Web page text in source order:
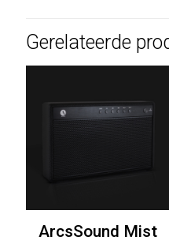
Gerelateerde
ArcsSound Mist